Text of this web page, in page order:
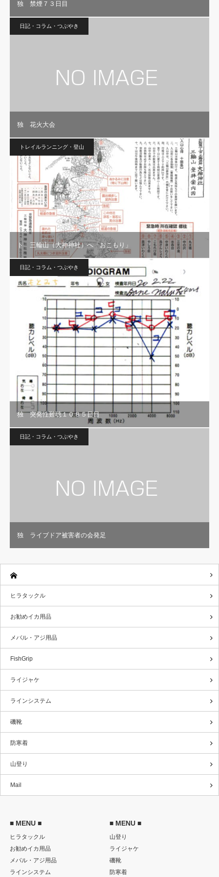
独 禁煙７３日目
日記・コラム・つぶやき
独 花火大会
トレイルランニング・登山
ト 三輪山（大神神社）へ「おこもり」
日記・コラム・つぶやき
独 突発性難聴１０８５日目
日記・コラム・つぶやき
独 ライブドア被害者の会発足
ヒラタックル
お勧めイカ用品
メバル・アジ用品
FishGrip
ライジャケ
ラインシステム
磯靴
防寒着
山登り
Mail
■ MENU ■
ヒラタックル
お勧めイカ用品
メバル・アジ用品
ラインシステム
■ MENU ■
山登り
ライジャケ
磯靴
防寒着